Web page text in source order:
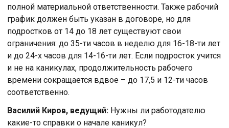
полной материальной ответственности. Также рабочий
график должен быть указан в договоре, но для
подростков от 14 до 18 лет существуют свои
ограничения: до 35-ти часов в неделю для 16-18-ти лет
и до 24-х часов для 14-16-ти лет. Если подросток учится
и не на каникулах, продолжительность рабочего
времени сокращается вдвое – до 17,5 и 12-ти часов
соответственно.
Василий Киров, ведущий: Нужны ли работодателю
какие-то справки о начале каникул?